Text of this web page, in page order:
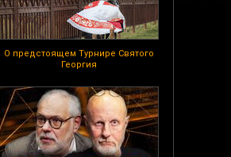
О предстоящем Турнире Святого
Георгия